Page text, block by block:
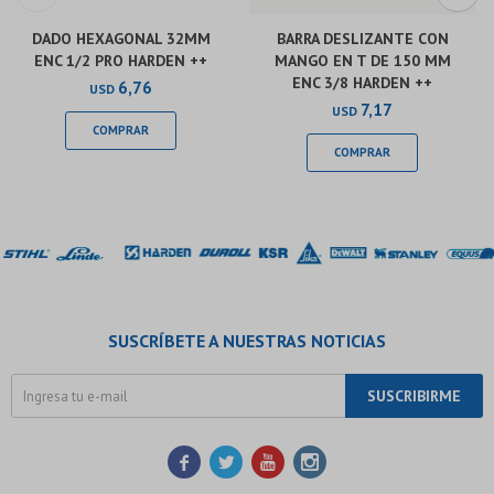
DADO HEXAGONAL 32MM
ENC 1/2 PRO HARDEN ++
USD 6,76
BARRA DESLIZANTE CON
MANGO EN T DE 150 MM
ENC 3/8 HARDEN ++
USD 7,17
SUSCRÍBETE A NUESTRAS NOTICIAS
SUSCRIBIRME
   